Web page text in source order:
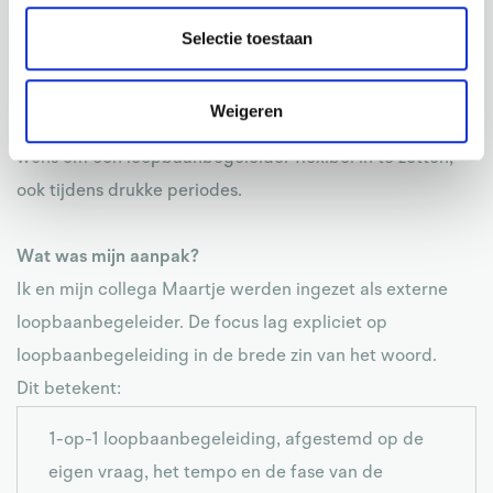
Selectie toestaan
Weigeren
beoordeling, HR-gesprekken of dossiers. Ook was er de
wens om een loopbaanbegeleider flexibel in te zetten,
ook tijdens drukke periodes.
Wat was mijn aanpak?
Ik en mijn collega Maartje werden ingezet als externe
loopbaanbegeleider. De focus lag expliciet op
loopbaanbegeleiding in de brede zin van het woord.
Dit betekent:
1-op-1 loopbaanbegeleiding, afgestemd op de
eigen vraag, het tempo en de fase van de